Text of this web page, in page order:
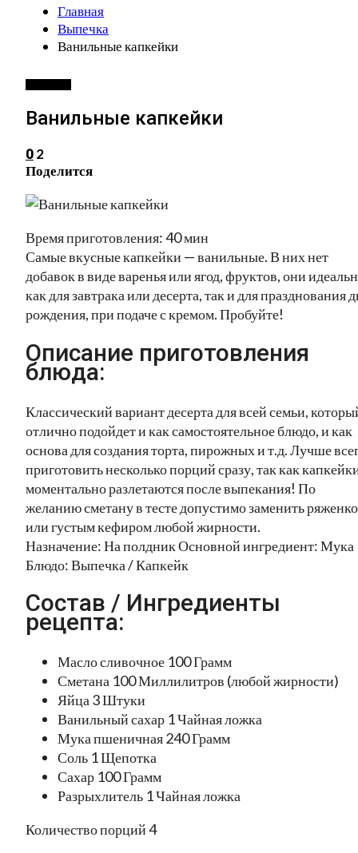
Главная
Выпечка
Ванильные капкейки
Ванильные капкейки
0 2
Поделится
Время приготовления: 40 мин
Самые вкусные капкейки — ванильные. В них нет
добавок в виде варенья или ягод, фруктов, они
как для завтрака или десерта, так и для празднования
рождения, при подаче с кремом. Пробуйте!
Описание приготовления
блюда:
Классический вариант десерта для всей семьи,
отлично подойдет и как самостоятельное блюдо, и как
основа для создания торта, пирожных и т.д. Лучше
приготовить несколько порций сразу, так как
моментально разлетаются после выпекания! По
желанию сметану в тесте допустимо заменить
или густым кефиром любой жирности.
Назначение: На полдник Основной ингредиент: Мука
Блюдо: Выпечка / Капкейк
Состав / Ингредиенты
рецепта:
Масло сливочное 100 Грамм
Сметана 100 Миллилитров (любой жирности)
Яйца 3 Штуки
Ванильный сахар 1 Чайная ложка
Мука пшеничная 240 Грамм
Соль 1 Щепотка
Сахар 100 Грамм
Разрыхлитель 1 Чайная ложка
Количество порций 4